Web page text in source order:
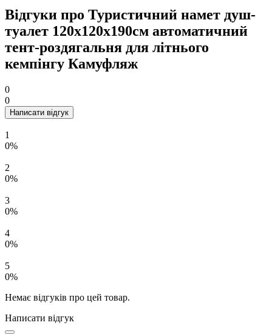
Відгуки про Туристичний намет душ-
туалет 120х120х190см автоматичний
тент-роздягальня для літнього
кемпінгу Камуфляж
0
0
Написати відгук
1
0%
2
0%
3
0%
4
0%
5
0%
Немає відгуків про цей товар.
Написати відгук